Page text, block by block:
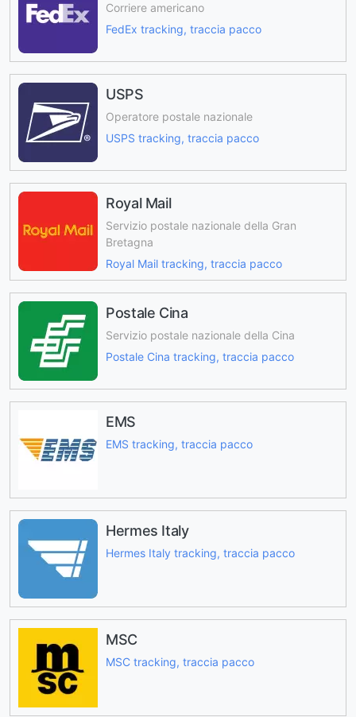
Corriere americano
FedEx tracking, traccia pacco
USPS
Operatore postale nazionale
USPS tracking, traccia pacco
Royal Mail
Servizio postale nazionale della Gran
Bretagna
Royal Mail tracking, traccia pacco
Postale Cina
Servizio postale nazionale della Cina
Postale Cina tracking, traccia pacco
EMS
EMS tracking, traccia pacco
Hermes Italy
Hermes Italy tracking, traccia pacco
MSC
MSC tracking, traccia pacco